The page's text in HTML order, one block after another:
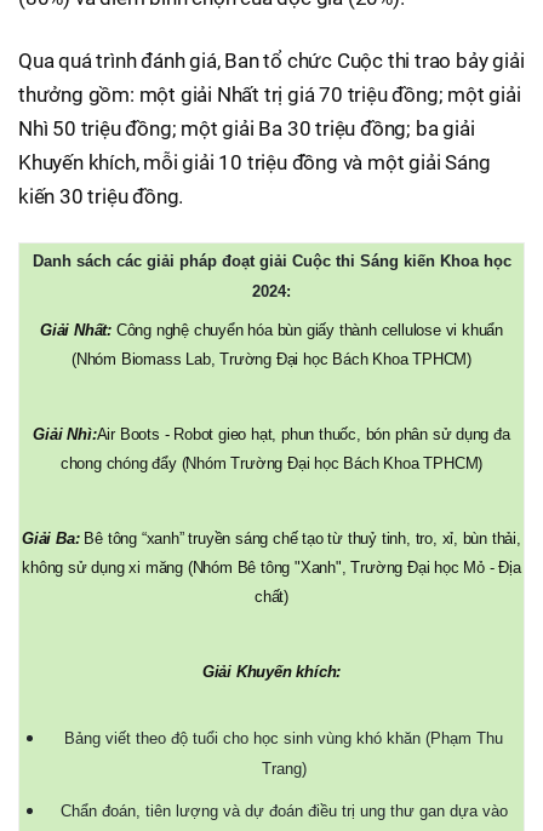
Qua quá trình đánh giá, Ban tổ chức Cuộc thi trao bảy giải
thưởng gồm: một giải Nhất trị giá 70 triệu đồng; một giải
Nhì 50 triệu đồng; một giải Ba 30 triệu đồng; ba giải
Khuyến khích, mỗi giải 10 triệu đồng và một giải Sáng
kiến 30 triệu đồng.
Danh sách các giải pháp đoạt giải Cuộc thi Sáng kiến Khoa học
2024:
Giải Nhất: Công nghệ chuyển hóa bùn giấy thành cellulose vi khuẩn
(Nhóm Biomass Lab, Trường Đại học Bách Khoa TPHCM)
Giải Nhì:Air Boots - Robot gieo hạt, phun thuốc, bón phân sử dụng đa
chong chóng đẩy (Nhóm Trường Đại học Bách Khoa TPHCM)
Giải Ba:Bê tông “xanh” truyền sáng chế tạo từ thuỷ tinh, tro, xỉ, bùn thải,
không sử dụng xi măng (Nhóm Bê tông "Xanh", Trường Đại học Mỏ - Địa
chất)
Giải Khuyến khích:
Bảng viết theo độ tuổi cho học sinh vùng khó khăn (Phạm Thu
Trang)
Chẩn đoán, tiên lượng và dự đoán điều trị ung thư gan dựa vào